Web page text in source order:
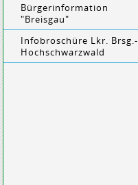
Bürgerinformation
"Breisgau"
Infobroschüre Lkr. Brsg.-
Hochschwarzwald